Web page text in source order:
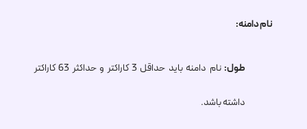
نام دامنه:
طول: نام دامنه باید حداقل 3 کاراکتر و حداکثر 63 کاراکتر
داشته باشد.